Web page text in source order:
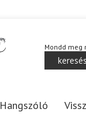
Mondd
Hangszóló